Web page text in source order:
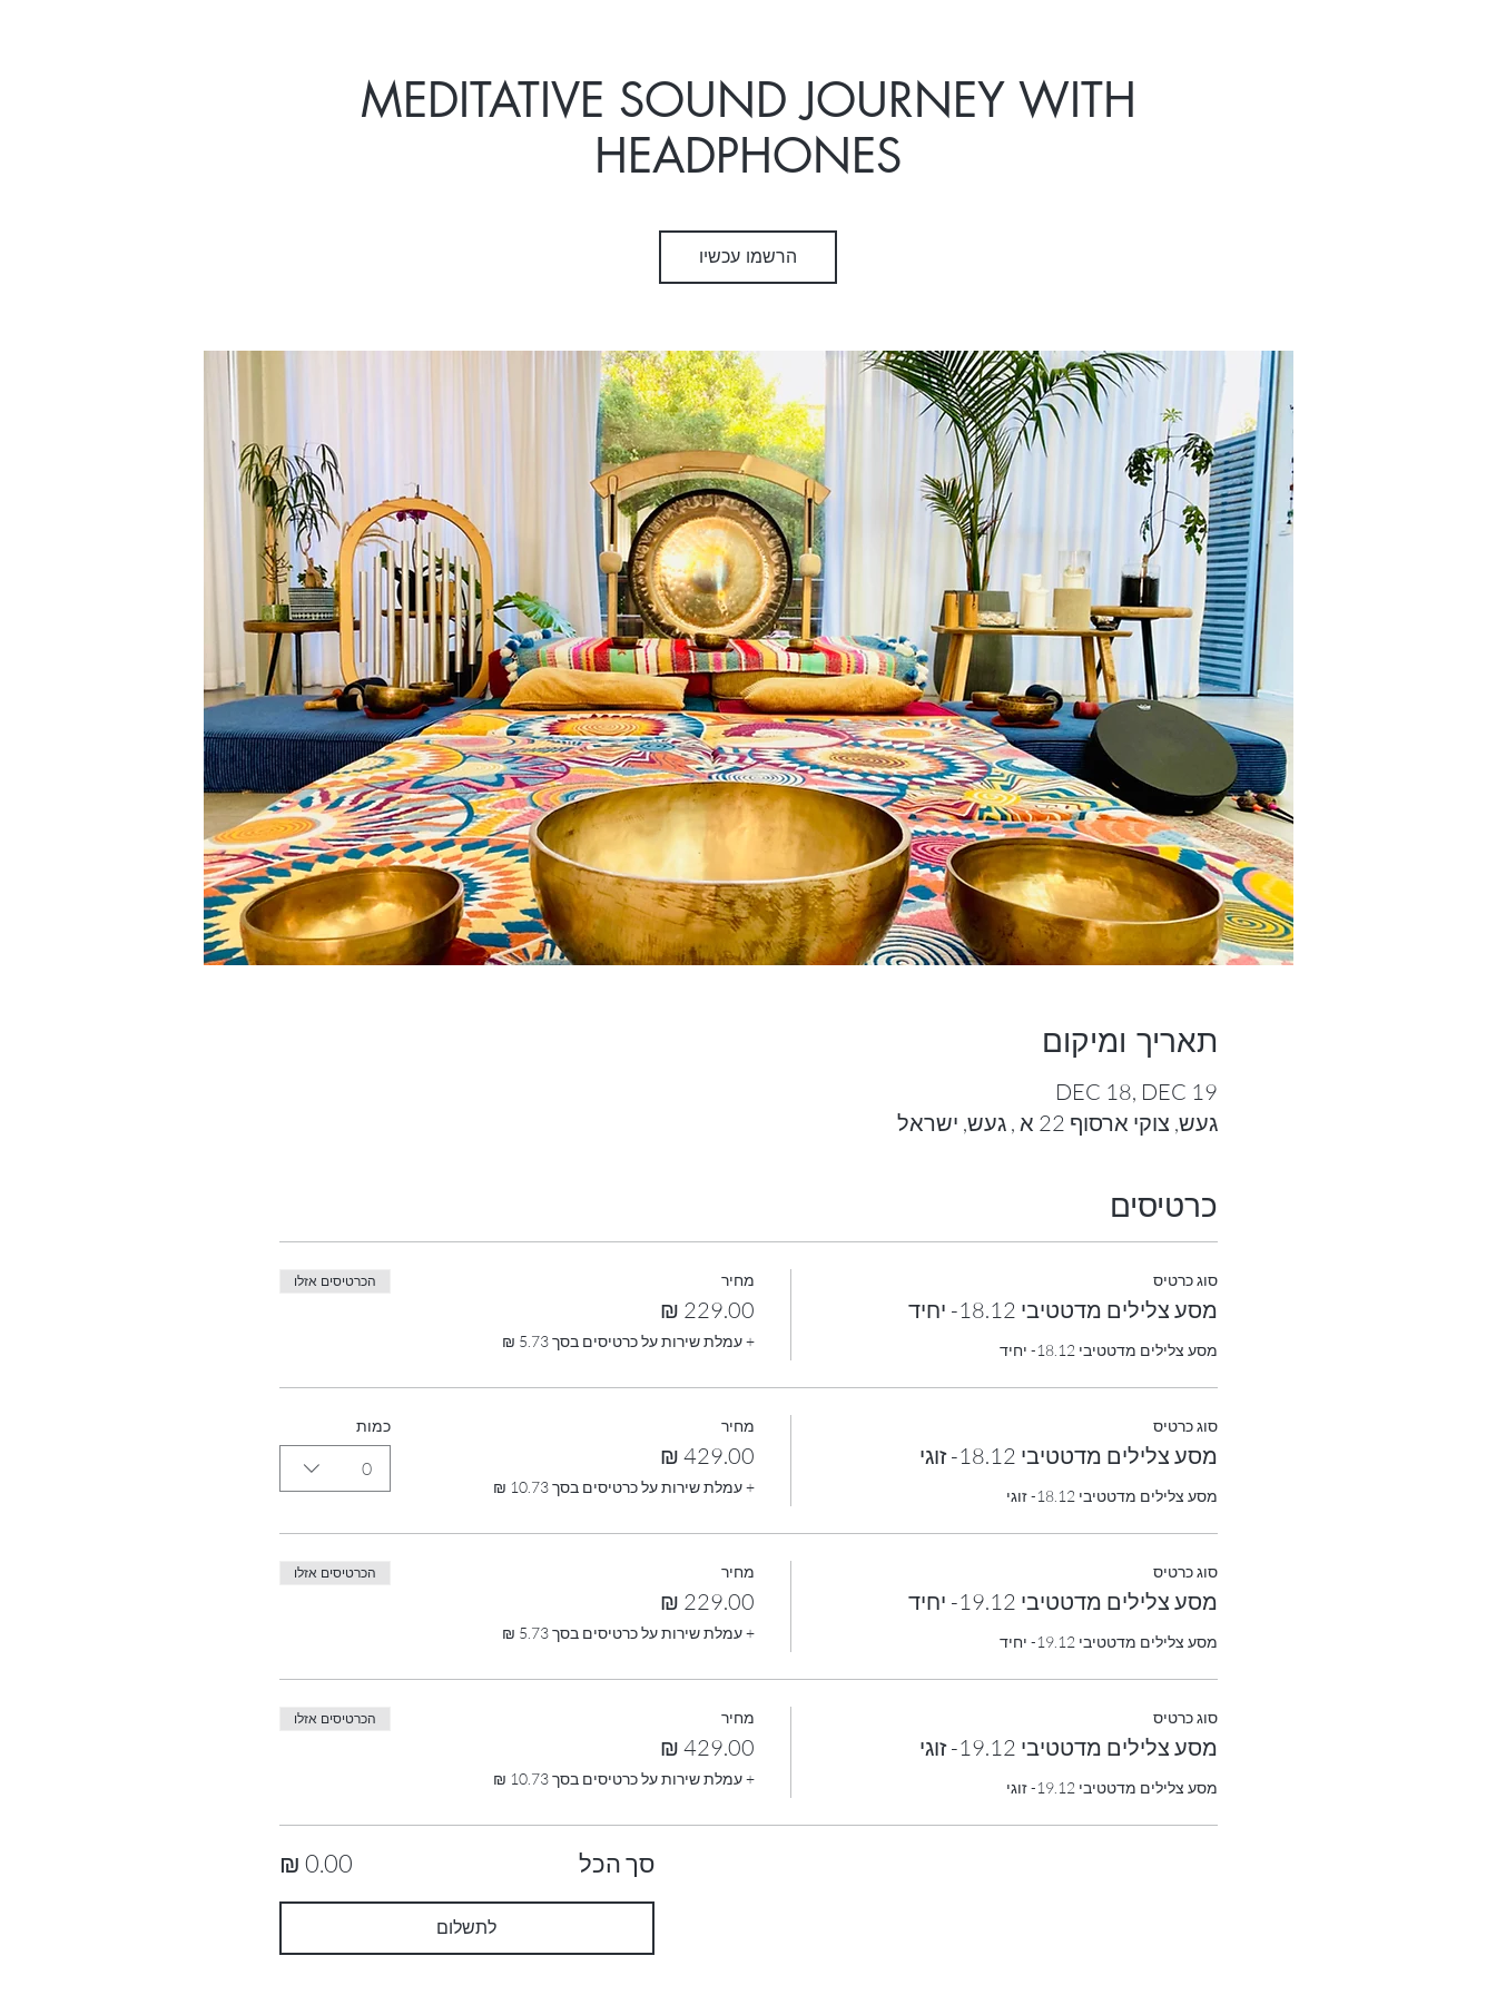
MEDITATIVE SOUND JOURNEY WITH
HEADPHONES
הרשמו עכשיו
תאריך ומיקום
DEC 18, DEC 19
געש, צוקי ארסוף 22 א , געש, ישראל
כרטיסים
סוג כרטיס
מסע צלילים מדטטיבי 18.12- יחיד
מסע צלילים מדטטיבי 18.12- יחיד
מחיר
+ עמלת שירות על כרטיסים בסך ‏5.73 ‏₪
הכרטיסים אזלו
סוג כרטיס
מסע צלילים מדטטיבי 18.12- זוגי
מסע צלילים מדטטיבי 18.12- זוגי
מחיר
+ עמלת שירות על כרטיסים בסך ‏10.73 ‏₪
כמות
0
סוג כרטיס
מסע צלילים מדטטיבי 19.12- יחיד
מסע צלילים מדטטיבי 19.12- יחיד
מחיר
+ עמלת שירות על כרטיסים בסך ‏5.73 ‏₪
הכרטיסים אזלו
סוג כרטיס
מסע צלילים מדטטיבי 19.12- זוגי
מסע צלילים מדטטיבי 19.12- זוגי
מחיר
+ עמלת שירות על כרטיסים בסך ‏10.73 ‏₪
הכרטיסים אזלו
סך הכל
לתשלום